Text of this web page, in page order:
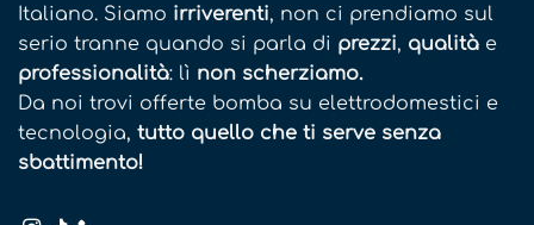
Italiano. Siamo irriverenti, non ci prendiamo sul
serio tranne quando si parla di prezzi, qualità e
professionalità: lì non scherziamo.
Da noi trovi offerte bomba su elettrodomestici e
tecnologia, tutto quello che ti serve senza
sbattimento!